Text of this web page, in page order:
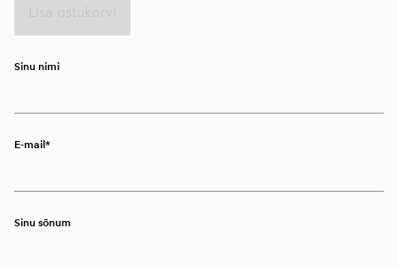
Sinu nimi
E-mail
Sinu sõnum